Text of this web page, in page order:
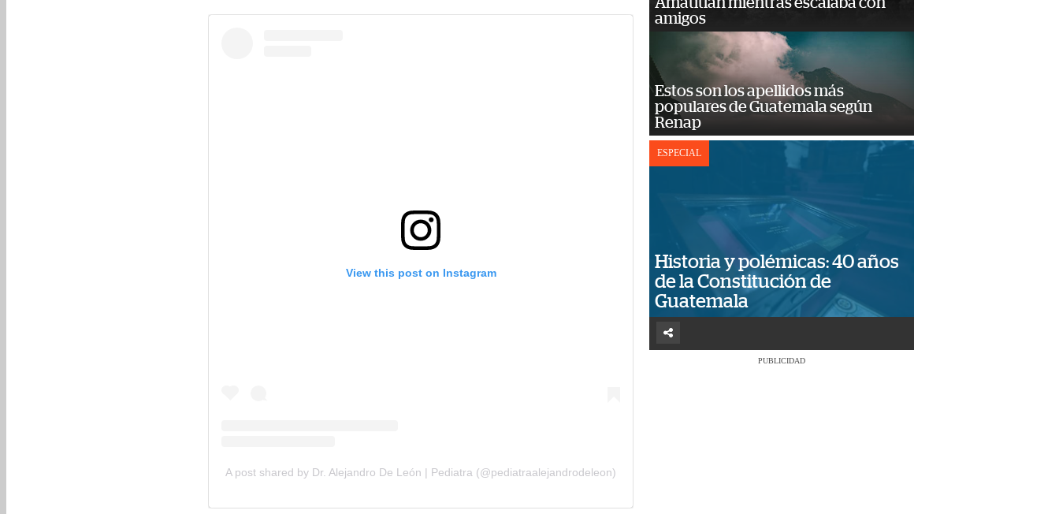
View this post on Instagram
A post shared by Dr. Alejandro De León | Pediatra (@pediatraalejandrodeleon)
amigos
Estos son los apellidos más
populares de Guatemala según
Renap
ESPECIAL
Historia y polémicas: 40 años
de la Constitución de
Guatemala
PUBLICIDAD